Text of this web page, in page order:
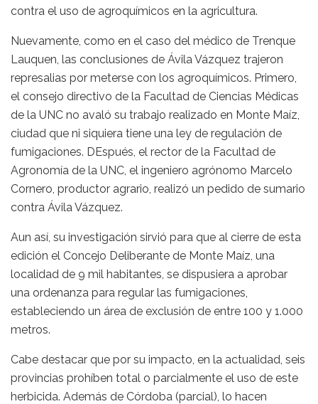
contra el uso de agroquímicos en la agricultura.
Nuevamente, como en el caso del médico de Trenque
Lauquen, las conclusiones de Ávila Vázquez trajeron
represalias por meterse con los agroquímicos. Primero,
el consejo directivo de la Facultad de Ciencias Médicas
de la UNC no avaló su trabajo realizado en Monte Maíz,
ciudad que ni siquiera tiene una ley de regulación de
fumigaciones. DEspués, el rector de la Facultad de
Agronomía de la UNC, el ingeniero agrónomo Marcelo
Cornero, productor agrario, realizó un pedido de sumario
contra Ávila Vázquez.
Aun así, su investigación sirvió para que al cierre de esta
edición el Concejo Deliberante de Monte Maíz, una
localidad de 9 mil habitantes, se dispusiera a aprobar
una ordenanza para regular las fumigaciones,
estableciendo un área de exclusión de entre 100 y 1.000
metros.
Cabe destacar que por su impacto, en la actualidad, seis
provincias prohíben total o parcialmente el uso de este
herbicida. Además de Córdoba (parcial), lo hacen